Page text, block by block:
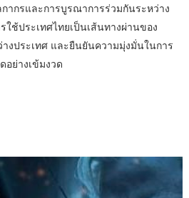
ากรและการบูรณาการร่วมกันระหว่าง
ช้ประเทศไทยเป็นเส้นทางผ่านของ
งประเทศ และยืนยันความมุ่งมั่นในการ
อย่างเข้มงวด